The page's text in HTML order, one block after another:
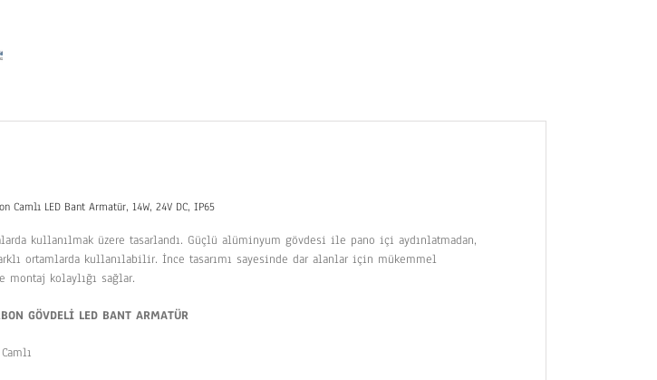
Camlı LED Bant Armatür, 14W, 24V DC, IP65
kullanılmak üzere tasarlandı. Güçlü alüminyum gövdesi ile pano içi aydınlatmadan,
ortamlarda kullanılabilir. İnce tasarımı sayesinde dar alanlar için mükemmel
montaj kolaylığı sağlar.
GÖVDELİ LED BANT ARMATÜR